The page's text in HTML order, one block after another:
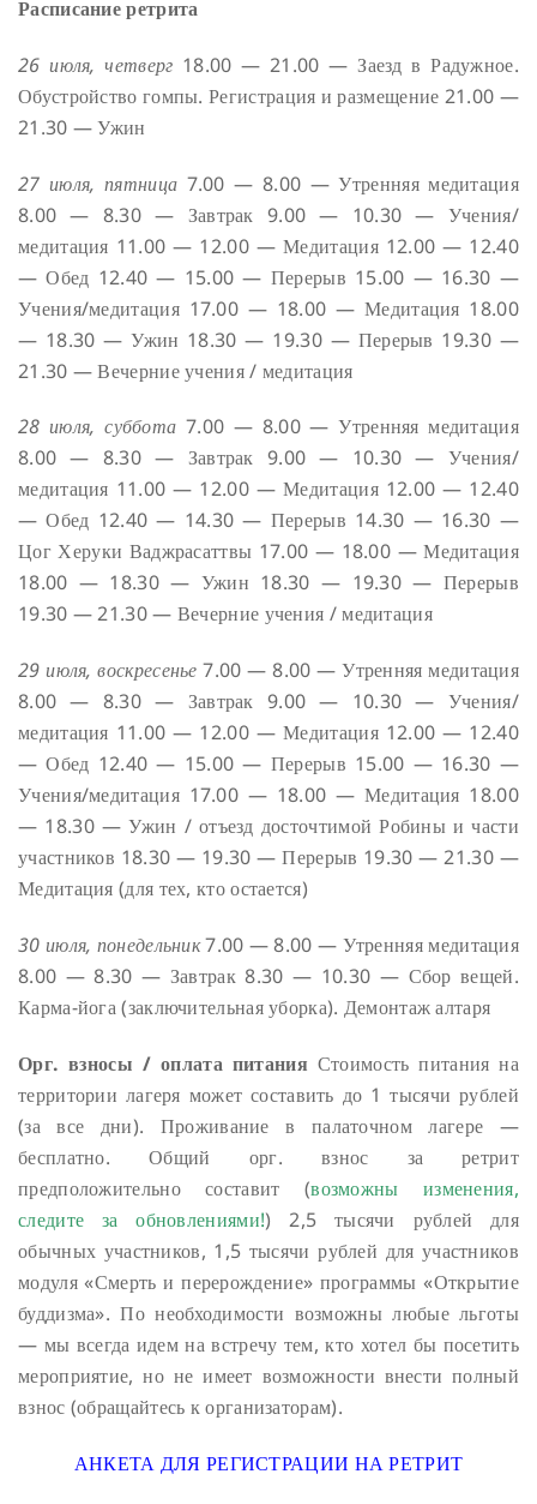
Расписание ретрита
26 июля, четверг 18.00 — 21.00 — Заезд в Радужное.
Обустройство гомпы. Регистрация и размещение 21.00 —
21.30 — Ужин
27 июля, пятница 7.00 — 8.00 — Утренняя медитация
8.00 — 8.30 — Завтрак 9.00 — 10.30 — Учения/
медитация 11.00 — 12.00 — Медитация12.00 — 12.40
— Обед 12.40 — 15.00 — Перерыв 15.00 — 16.30 —
Учения/медитация17.00 — 18.00 — Медитация 18.00
— 18.30 — Ужин 18.30 — 19.30 — Перерыв 19.30 —
21.30 — Вечерние учения / медитация
28 июля, суббота 7.00 — 8.00 — Утренняя медитация
8.00 — 8.30 — Завтрак 9.00 — 10.30 — Учения/
медитация 11.00 — 12.00 — Медитация12.00 — 12.40
— Обед 12.40 — 14.30 — Перерыв 14.30 — 16.30 —
Цог Херуки Ваджрасаттвы 17.00 — 18.00 — Медитация
18.00 — 18.30 — Ужин 18.30 — 19.30 — Перерыв
19.30 — 21.30 — Вечерние учения / медитация
29 июля, воскресенье 7.00 — 8.00 — Утренняя медитация
8.00 — 8.30 — Завтрак 9.00 — 10.30 — Учения/
медитация 11.00 — 12.00 — Медитация12.00 — 12.40
— Обед 12.40 — 15.00 — Перерыв 15.00 — 16.30 —
Учения/медитация17.00 — 18.00 — Медитация 18.00
— 18.30 — Ужин / отъезд досточтимой Робины и части
участников 18.30 — 19.30 — Перерыв 19.30 — 21.30 —
Медитация (для тех, кто остается)
30 июля, понедельник7.00 — 8.00 — Утренняя медитация
8.00 — 8.30 — Завтрак8.30 — 10.30 — Сбор вещей.
Карма-йога (заключительная уборка). Демонтаж алтаря
Орг. взносы / оплата питания Стоимость питания на
территории лагеря может составить до 1 тысячи рублей
(за все дни). Проживание в палаточном лагере —
бесплатно. Общий орг. взнос за ретрит
предположительно составит (возможны изменения,
следите за обновлениями!) 2,5 тысячи рублей для
обычных участников, 1,5 тысячи рублей для участников
модуля «Смерть и перерождение» программы «Открытие
буддизма». По необходимости возможны любые льготы
— мы всегда идем на встречу тем, кто хотел бы посетить
мероприятие, но не имеет возможности внести полный
взнос (обращайтесь к организаторам).
АНКЕТА ДЛЯ РЕГИСТРАЦИИ НА РЕТРИТ